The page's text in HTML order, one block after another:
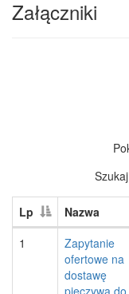
Załączniki
Lp Nazwa
1
Zapytanie
ofertowe na
dostawę
pieczywa do